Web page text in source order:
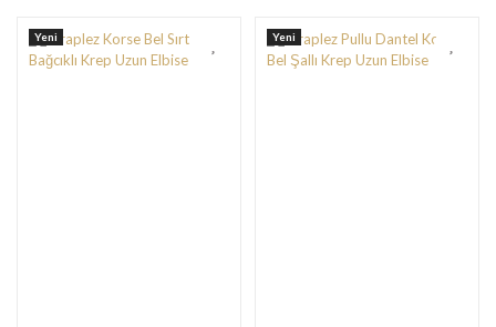
Yeni Yeni